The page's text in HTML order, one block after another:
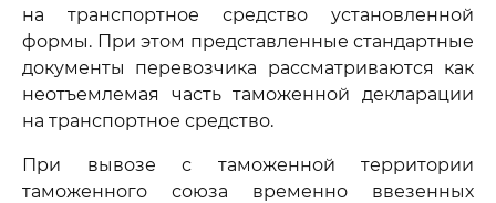
на транспортное средство установленной
формы. При этом представленные стандартные
документы перевозчика рассматриваются как
неотъемлемая часть таможенной декларации
на транспортное средство.
При вывозе с таможенной территории
таможенного союза временно ввезенных